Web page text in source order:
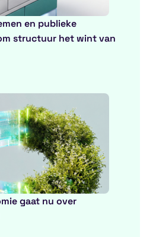
en publieke
structuur het wint van
gaat nu over